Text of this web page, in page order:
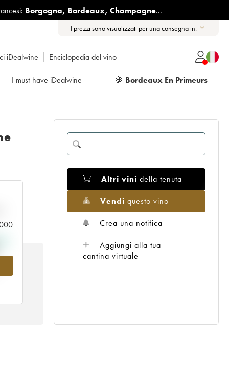
Borgogna, Bordeaux, Champagne...
I prezzi sono visualizzati per una consegna in:
iDealwine Enciclopedia del vino
I must-have iDealwine 🍇 Bordeaux En Primeurs
Altri vini della tenuta
Vendi questo vino
Crea una notifica
Aggiungi alla tua
cantina virtuale